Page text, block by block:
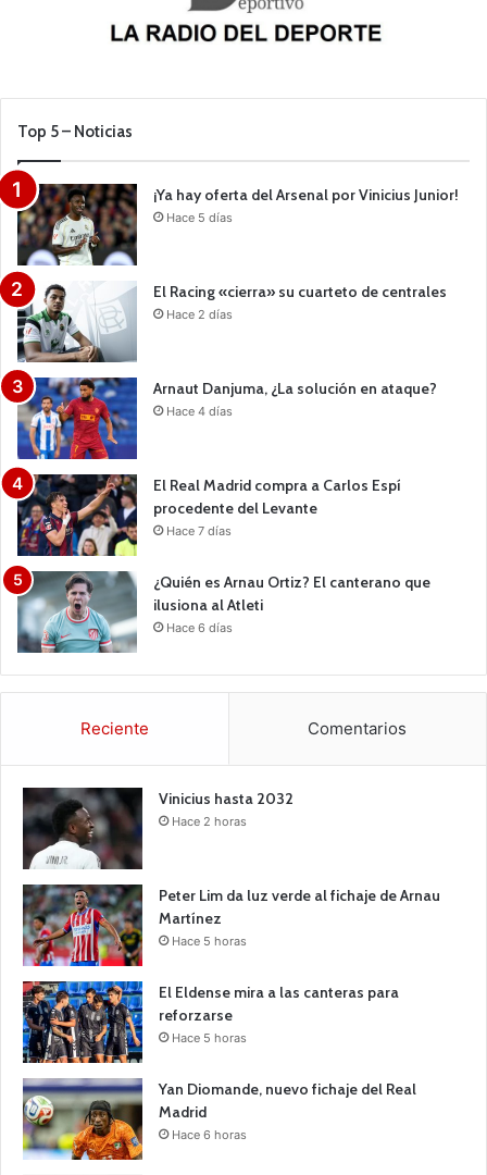
Top 5 – Noticias
¡Ya hay oferta del Arsenal por Vinicius Junior!
Hace 5 días
El Racing «cierra» su cuarteto de centrales
Hace 2 días
Arnaut Danjuma, ¿La solución en ataque?
Hace 4 días
El Real Madrid compra a Carlos Espí
procedente del Levante
Hace 7 días
¿Quién es Arnau Ortiz? El canterano que
ilusiona al Atleti
Hace 6 días
Reciente Comentarios
Vinicius hasta 2032
Hace 2 horas
Peter Lim da luz verde al fichaje de Arnau
Martínez
Hace 5 horas
El Eldense mira a las canteras para
reforzarse
Hace 5 horas
Yan Diomande, nuevo fichaje del Real
Madrid
Hace 6 horas